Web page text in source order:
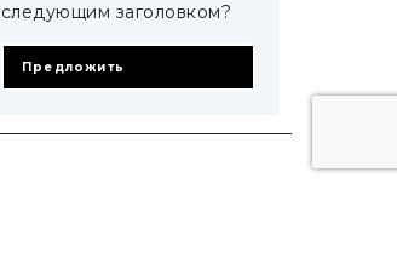
следующим заголовком?
Предложить